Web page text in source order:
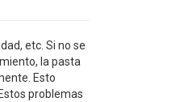
etc. Si no se
la pasta
Esto
problemas